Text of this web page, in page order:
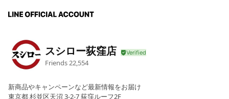
スシロー荻窪店
Friends 22,554
新商品やキャンペーンなど最新情報をお届け
東京都 杉並区天沼 3-2-7 荻窪ルーフ2F